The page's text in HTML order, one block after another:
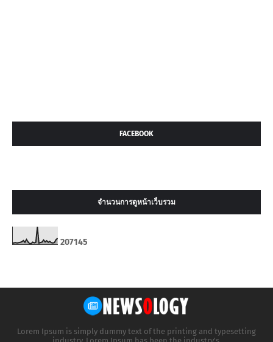
FACEBOOK
จำนวนการดูหน้าเว็บรวม
207145
Lorem Ipsum is simply dummy text of the printing and typesetting
industry. Lorem Ipsum has been the industry's.